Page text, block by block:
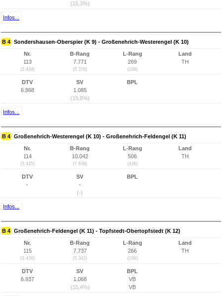
(15,3%)
Infos...
B 4 Sondershausen-Oberspier (K 9) - Großenehrich-Westerengel (K 10)
Nr.
113
(3.434)
B-Rang
7.771
(5.376)
L-Rang
269
(199)
Land
TH
DTV
6.868
SV
1.085
(15,8%)
BPL
Infos...
B 4 Großenehrich-Westerengel (K 10) - Großenehrich-Feldengel (K 11)
Nr.
114
(3.435)
B-Rang
10.042
(7.638)
L-Rang
506
(436)
Land
TH
DTV
-
SV
-
(-)
BPL
Infos...
B 4 Großenehrich-Feldengel (K 11) - Topfstedt-Obertopfstedt (K 12)
Nr.
115
(3.436)
B-Rang
7.737
(5.342)
L-Rang
266
(196)
Land
TH
DTV
6.937
SV
1.068
(15,4%)
BPL
VB
VB